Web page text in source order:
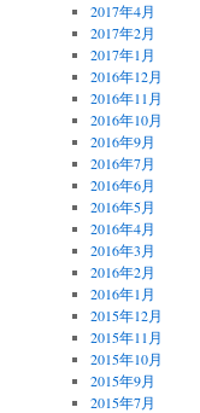
2017年4月
2017年2月
2017年1月
2016年12月
2016年11月
2016年10月
2016年9月
2016年7月
2016年6月
2016年5月
2016年4月
2016年3月
2016年2月
2016年1月
2015年12月
2015年11月
2015年10月
2015年9月
2015年7月